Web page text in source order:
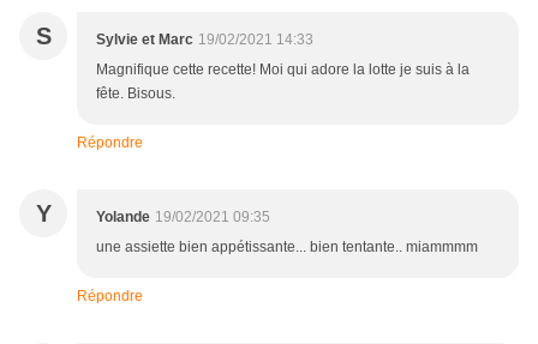
S Sylvie et Marc 19/02/2021 14:33
Magnifique cette recette! Moi qui adore la lotte je suis à la
fête. Bisous.
Répondre
Y Yolande 19/02/2021 09:35
une assiette bien appétissante... bien tentante.. miammmm
Répondre